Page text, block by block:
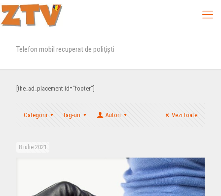
Telefon mobil recuperat de poliţişti
[the_ad_placement id="footer"]
Categorii Tag-uri Autori Vezi toate
8 iulie 2021